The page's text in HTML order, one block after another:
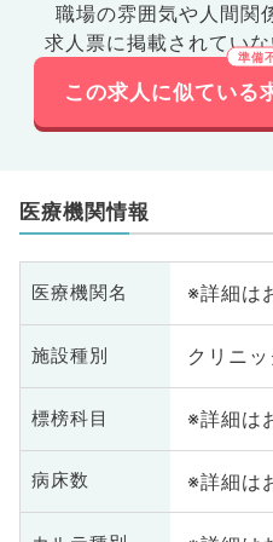
職場の雰囲気や人間関
求人票に掲載されてい
この求人に似ている
医療機関情報
医療機関名 ※詳細は
施設種別 クリニ
標榜科目 ※詳細は
病床数 ※詳細は